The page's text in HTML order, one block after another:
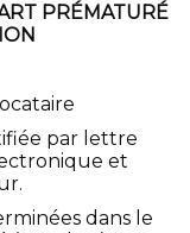
PRÉMATURÉ
par lettre
et
dans le